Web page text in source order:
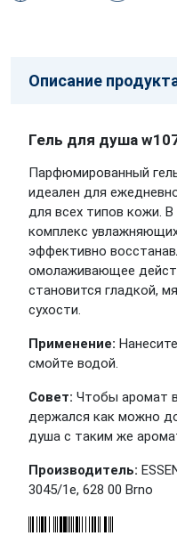
Описание
Гель для душа
Парфюмированный
идеален для
для всех типов кожи. В
комплекс
эффективно
омолаживающее
становится гладкой,
сухости.
Применение:
смойте водой.
Совет: Чтобы аромат
держался как можно
душа с таким же
Производитель:
3045/1e, 628 00 Brno